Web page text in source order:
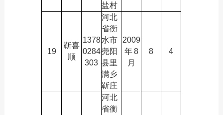
盐村
19
靳喜
顺
1378
0284
303
河北
省衡
水市
尧阳
县里
满乡
靳庄
2009
年8
月
8 4
河北
省衡